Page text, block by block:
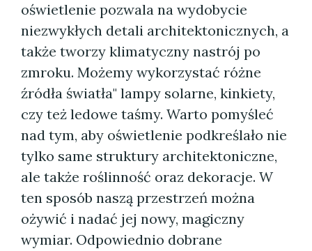
oświetlenie pozwala na wydobycie
niezwykłych detali architektonicznych, a
także tworzy klimatyczny nastrój po
zmroku. Możemy wykorzystać różne
źródła światła" lampy solarne, kinkiety,
czy też ledowe taśmy. Warto pomyśleć
nad tym, aby oświetlenie podkreślało nie
tylko same struktury architektoniczne,
ale także roślinność oraz dekoracje. W
ten sposób naszą przestrzeń można
ożywić i nadać jej nowy, magiczny
wymiar. Odpowiednio dobrane